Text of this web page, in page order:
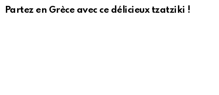
Partez en Grèce avec ce délicieux tzatziki !